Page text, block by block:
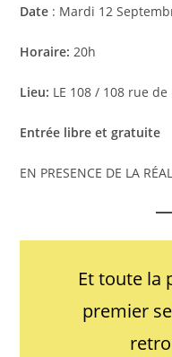
Date : Mardi 12
Horaire: 20h
Lieu: LE 108 / 108 rue
Entrée libre et gratuite
EN PRESENCE DE LA
Et toute la
premier